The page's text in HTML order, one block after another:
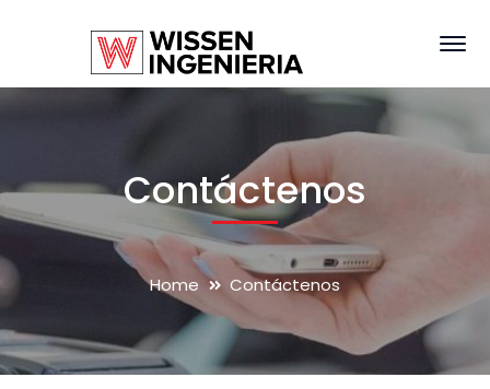
Contáctenos
Home Contáctenos